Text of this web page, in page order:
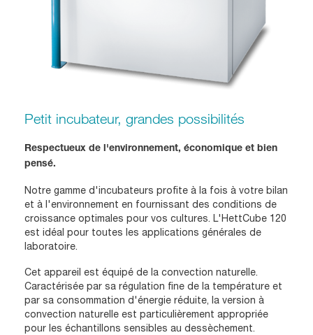
Petit incubateur, grandes possibilités
Respectueux de l'environnement, économique et bien
pensé.
Notre gamme d'incubateurs profite à la fois à votre bilan
et à l'environnement en fournissant des conditions de
croissance optimales pour vos cultures. L'HettCube 120
est idéal pour toutes les applications générales de
laboratoire.
Cet appareil est équipé de la convection naturelle.
Caractérisée par sa régulation fine de la température et
par sa consommation d'énergie réduite, la version à
convection naturelle est particulièrement appropriée
pour les échantillons sensibles au dessèchement.